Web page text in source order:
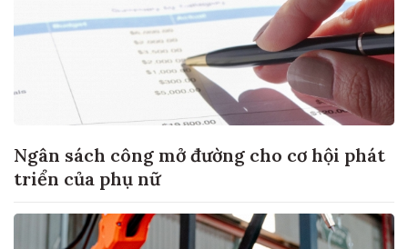
Ngân sách công mở đường cho cơ hội phát
triển của phụ nữ